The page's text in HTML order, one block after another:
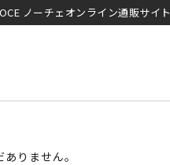
ノーチェオンライン通販サイト
りません。